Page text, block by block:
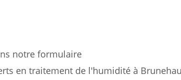
notre formulaire
en traitement de l'humidité à